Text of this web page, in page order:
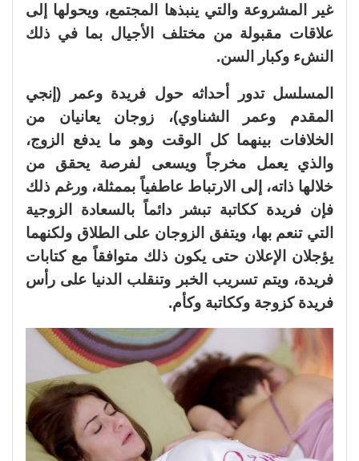
غير المشروعة والتي ينبذها المجتمع، ويحولها إلى
علاقات مقبولة من مختلف الأجيال بما في ذلك
النشء وكبار السن.
المسلسل تدور أحداثه حول فريدة وعمر (إنجي
المقدم وعمر الشناوي)، زوجان يعانيان من
الخلافات بينهما كل الوقت وهو ما يدفع الزوج،
والذي يعمل مخرجاً ويسعى لفرصة يحقق من
خلالها ذاته، إلى الارتباط عاطفياً بممثلة، ورغم ذلك
فإن فريدة ككاتبة تبشر دائماً بالسعادة الزوجية
التي تنعم بها، ويتفق الزوجان على الطلاق ولكنهما
يؤجلان الإعلان حتى يكون ذلك متوافقاً مع كتابات
فريدة، ويتم تسريب الخبر وتنقلب الدنيا على رأس
فريدة كزوجة وككاتبة وكأم.